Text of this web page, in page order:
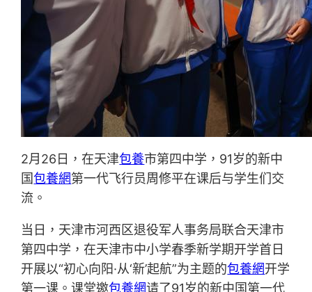
2月26日，在天津包養市第四中学，91岁的新中
国包養網第一代飞行员周修平在课后与学生们交
流。
当日，天津市河西区退役军人事务局联合天津市
第四中学，在天津市中小学春季新学期开学首日
开展以“初心向阳·从‘新’起航”为主题的包養網开学
第一课。课堂邀包養網请了91岁的新中国第一代